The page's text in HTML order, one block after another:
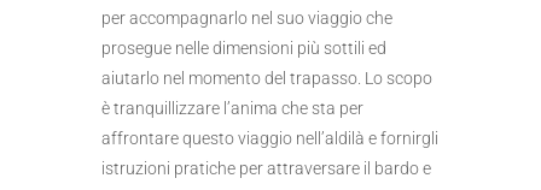
per accompagnarlo nel suo viaggio che
prosegue nelle dimensioni più sottili ed
aiutarlo nel momento del trapasso. Lo scopo
è tranquillizzare l’anima che sta per
affrontare questo viaggio nell’aldilà e fornirgli
istruzioni pratiche per attraversare il bardo e